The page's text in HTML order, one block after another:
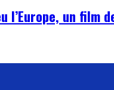
l’Europe, un film